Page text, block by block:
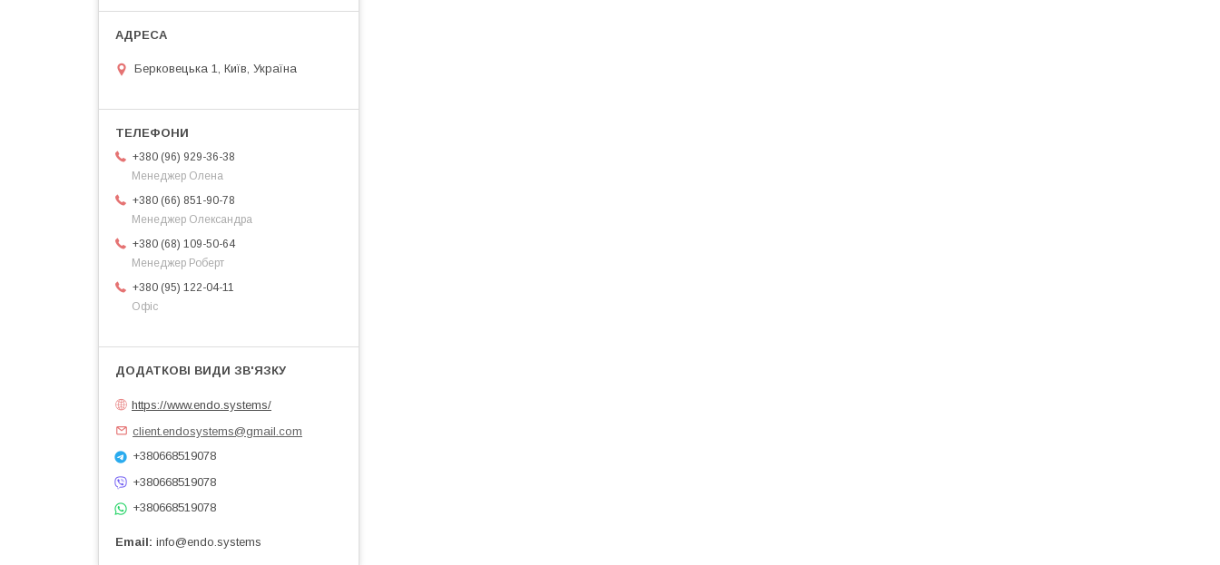
Берковецька 1, Київ, Україна
+380 (96) 929-36-38
Менеджер Олена
+380 (66) 851-90-78
Менеджер Олександра
+380 (68) 109-50-64
Менеджер Роберт
+380 (95) 122-04-11
Офіс
https://www.endo.systems/
client.endosystems@gmail.com
+380668519078
+380668519078
+380668519078
Email info@endo.systems